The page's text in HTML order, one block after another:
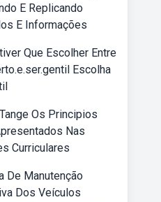
E Replicando
E Informações
Que Escolher Entre
Escolha
Os Principios
Nas
Curriculares
De Manutenção
Dos Veículos